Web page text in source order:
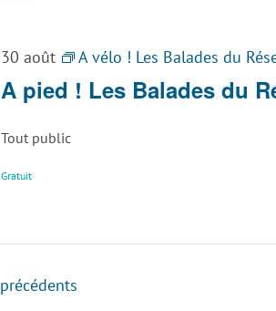
30 août A vélo ! Les Balades du
A pied ! Les Balades du
Tout public
Gratuit
précédents